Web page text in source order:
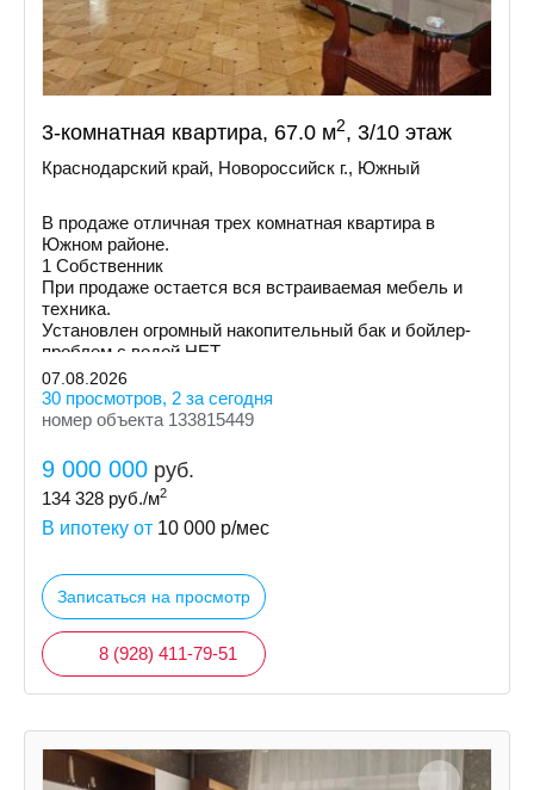
3-комнатная квартира, 67.0 м2, 3/10 этаж
Краснодарский край, Новороссийск г., Южный
В продаже отличная трех комнатная квартира в
Южном районе.
1 Собственник
При продаже остается вся встраиваемая мебель и
техника.
Установлен огромный накопительный бак и бойлер-
проблем с водой НЕТ.
Увеличена площадь кухни и одной из комнат за счет
балконов.
07.08.2026
30 просмотров, 2 за сегодня
номер объекта 133815449
9 000 000 руб.
134 328 руб./м2
В ипотеку от 10 000 р/мес
Записаться на просмотр
8 (928) 411-79-51